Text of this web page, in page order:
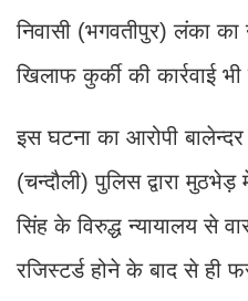
निवासी (भगवतीपुर) लंका
खिलाफ कुर्की की कार्रवाई
इस घटना का आरोपी
(चन्दौली) पुलिस द्वारा
सिंह के विरुद्ध न्यायालय से
रजिस्टर्ड होने के बाद से ही